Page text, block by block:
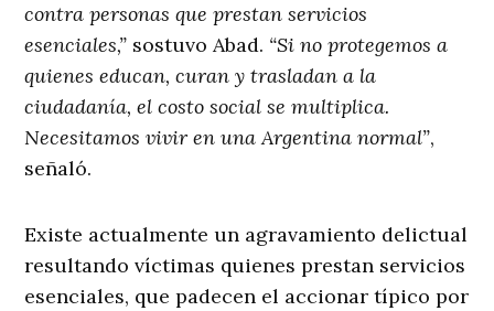
contra personas que prestan servicios
esenciales,” sostuvo Abad. “Si no protegemos a
quienes educan, curan y trasladan a la
ciudadanía, el costo social se multiplica.
Necesitamos vivir en una Argentina normal”,
señaló.
Existe actualmente un agravamiento delictual
resultando víctimas quienes prestan servicios
esenciales, que padecen el accionar típico por